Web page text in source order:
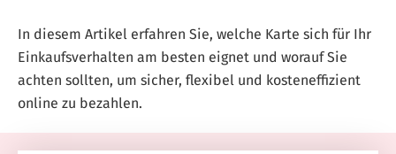
In diesem Artikel erfahren Sie, welche Karte sich für Ihr
Einkaufsverhalten am besten eignet und worauf Sie
achten sollten, um sicher, flexibel und kosteneffizient
online zu bezahlen.